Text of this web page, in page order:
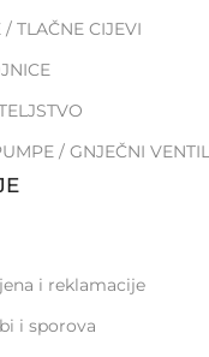
TLAČNE CIJEVI
/ GNJEČNI
i reklamacije
i sporova